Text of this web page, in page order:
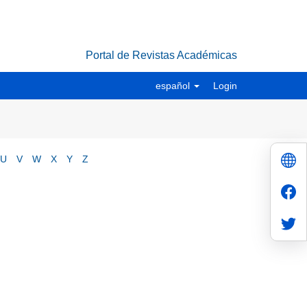
Portal de Revistas Académicas
español Login
U V W X Y Z